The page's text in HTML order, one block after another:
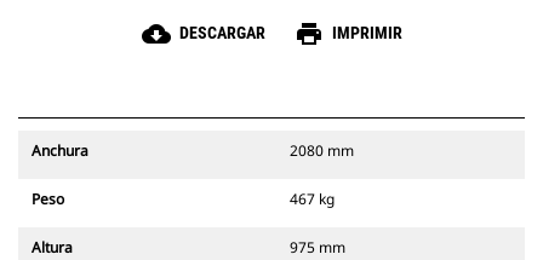
cloud_download DESCARGAR print IMPRIMIR
Anchura 2080 mm
Peso 467 kg
Altura 975 mm